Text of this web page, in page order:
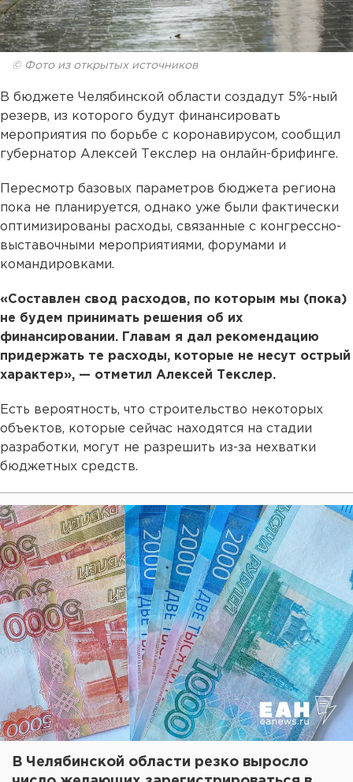
© Фото из открытых источников
В бюджете Челябинской области создадут 5%-ный
резерв, из которого будут финансировать
мероприятия по борьбе с коронавирусом, сообщил
губернатор Алексей Текслер на онлайн-брифинге.
Пересмотр базовых параметров бюджета региона
пока не планируется, однако уже были фактически
оптимизированы расходы, связанные с конгрессно-
выставочными мероприятиями, форумами и
командировками.
«Составлен свод расходов, по которым мы (пока)
не будем принимать решения об их
финансировании. Главам я дал рекомендацию
придержать те расходы, которые не несут острый
характер», — отметил Алексей Текслер.
Есть вероятность, что строительство некоторых
объектов, которые сейчас находятся на стадии
разработки, могут не разрешить из-за нехватки
бюджетных средств.
В Челябинской области резко выросло